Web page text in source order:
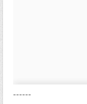
------